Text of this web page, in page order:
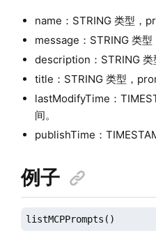
name：STRING 类型，
message：STRING 类型
description：STRING 类
title：STRING 类型，
lastModifyTime：
间。
publishTime：
例子
listMCPPrompts()